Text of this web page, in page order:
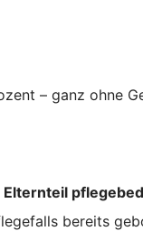
– ganz
Elternteil
bereits